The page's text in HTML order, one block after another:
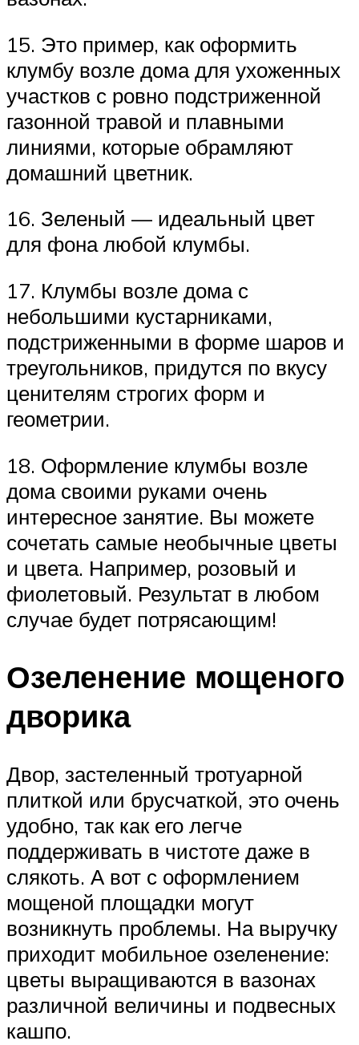
15. Это пример, как оформить
клумбу возле дома для ухоженных
участков с ровно подстриженной
газонной травой и плавными
линиями, которые обрамляют
домашний цветник.
16. Зеленый — идеальный цвет
для фона любой клумбы.
17. Клумбы возле дома с
небольшими кустарниками,
подстриженными в форме шаров и
треугольников, придутся по вкусу
ценителям строгих форм и
геометрии.
18. Оформление клумбы возле
дома своими руками очень
интересное занятие. Вы можете
сочетать самые необычные цветы
и цвета. Например, розовый и
фиолетовый. Результат в любом
случае будет потрясающим!
Озеленение мощеного
дворика
Двор, застеленный тротуарной
плиткой или брусчаткой, это очень
удобно, так как его легче
поддерживать в чистоте даже в
слякоть. А вот с оформлением
мощеной площадки могут
возникнуть проблемы. На выручку
приходит мобильное озеленение:
цветы выращиваются в вазонах
различной величины и подвесных
кашпо.